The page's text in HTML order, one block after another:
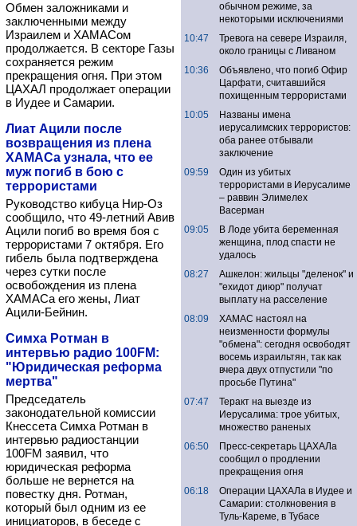
Обмен заложниками и
заключенными между
Израилем и ХАМАСом
продолжается. В секторе Газы
сохраняется режим
прекращения огня. При этом
ЦАХАЛ продолжает операции
в Иудее и Самарии.
Лиат Ацили после
возвращения из плена
ХАМАСа узнала, что ее
муж погиб в бою с
террористами
Руководство кибуца Нир-Оз
сообщило, что 49-летний Авив
Ацили погиб во время боя с
террористами 7 октября. Его
гибель была подтверждена
через сутки после
освобождения из плена
ХАМАСа его жены, Лиат
Ацили-Бейнин.
Симха Ротман в
интервью радио 100FM:
"Юридическая реформа
мертва"
Председатель
законодательной комиссии
Кнессета Симха Ротман в
интервью радиостанции
100FM заявил, что
юридическая реформа
больше не вернется на
повестку дня. Ротман,
который был одним из ее
инициаторов, в беседе с
обычном режиме, за
некоторыми исключениями
10:47
Тревога на севере Израиля,
около границы с Ливаном
10:36
Объявлено, что погиб Офир
Царфати, считавшийся
похищенным террористами
10:05
Названы имена
иерусалимских террористов:
оба ранее отбывали
заключение
09:59
Один из убитых
террористами в Иерусалиме
– раввин Элимелех
Васерман
09:05
В Лоде убита беременная
женщина, плод спасти не
удалось
08:27
Ашкелон: жильцы "деленок" и
"ехидот диюр" получат
выплату на расселение
08:09
ХАМАС настоял на
неизменности формулы
"обмена": сегодня освободят
восемь израильтян, так как
вчера двух отпустили "по
просьбе Путина"
07:47
Теракт на выезде из
Иерусалима: трое убитых,
множество раненых
06:50
Пресс-секретарь ЦАХАЛа
сообщил о продлении
прекращения огня
06:18
Операции ЦАХАЛа в Иудее и
Самарии: столкновения в
Туль-Кареме, в Тубасе